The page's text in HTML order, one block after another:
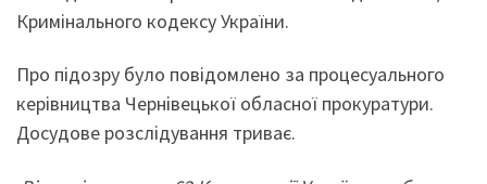
Кримінального кодексу України.
Про підозру було повідомлено за процесуального
керівництва Чернівецької обласної прокуратури.
Досудове розслідування триває.